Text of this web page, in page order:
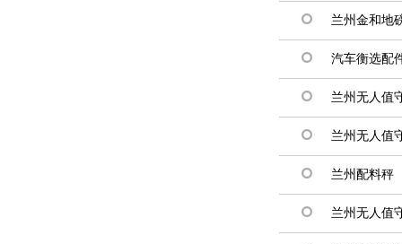
兰州金和地
汽车衡选配
兰州无人值
兰州无人值
兰州配料秤
兰州无人值